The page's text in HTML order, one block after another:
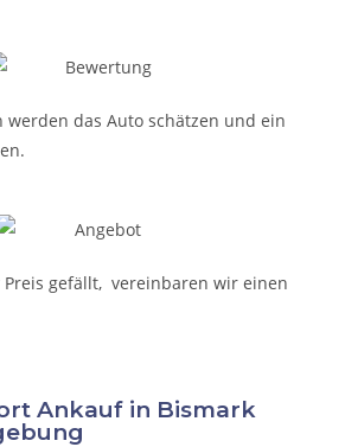
werden das Auto schätzen und ein
gefällt, vereinbaren wir einen
Ankauf in Bismark